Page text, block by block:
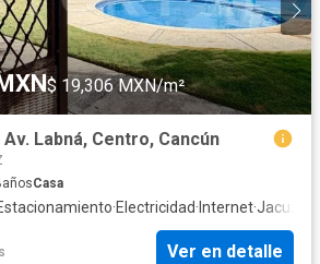
$ 19,306 MXN/m²
Labná, Centro, Cancún
Casa
·Electricidad· Internet·Jacuzzi
Ver en detalle